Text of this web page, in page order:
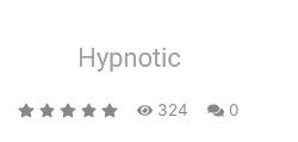
324 0